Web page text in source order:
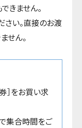
きません。
さい。直接のお渡
せん。
］をお買い求
集合時間をご